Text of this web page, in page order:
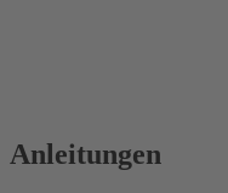
Anleitungen